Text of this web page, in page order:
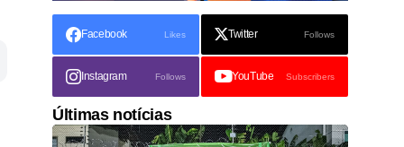
Facebook Likes Twitter Follows
Instagram Follows YouTube Subscribers
Últimas notícias